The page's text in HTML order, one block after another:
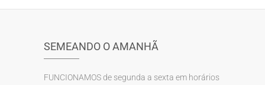
SEMEANDO O AMANHÃ
FUNCIONAMOS de segunda a sexta em horários